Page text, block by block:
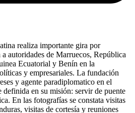
realiza importante gira por
autoridades de Marruecos, República
Ecuatorial y Benín en la
y empresariales. La fundación
y agente paradiplomatico en el
definida en su misión: servir de puente
En las fotografías se constata visitas
visitas de cortesía y reuniones